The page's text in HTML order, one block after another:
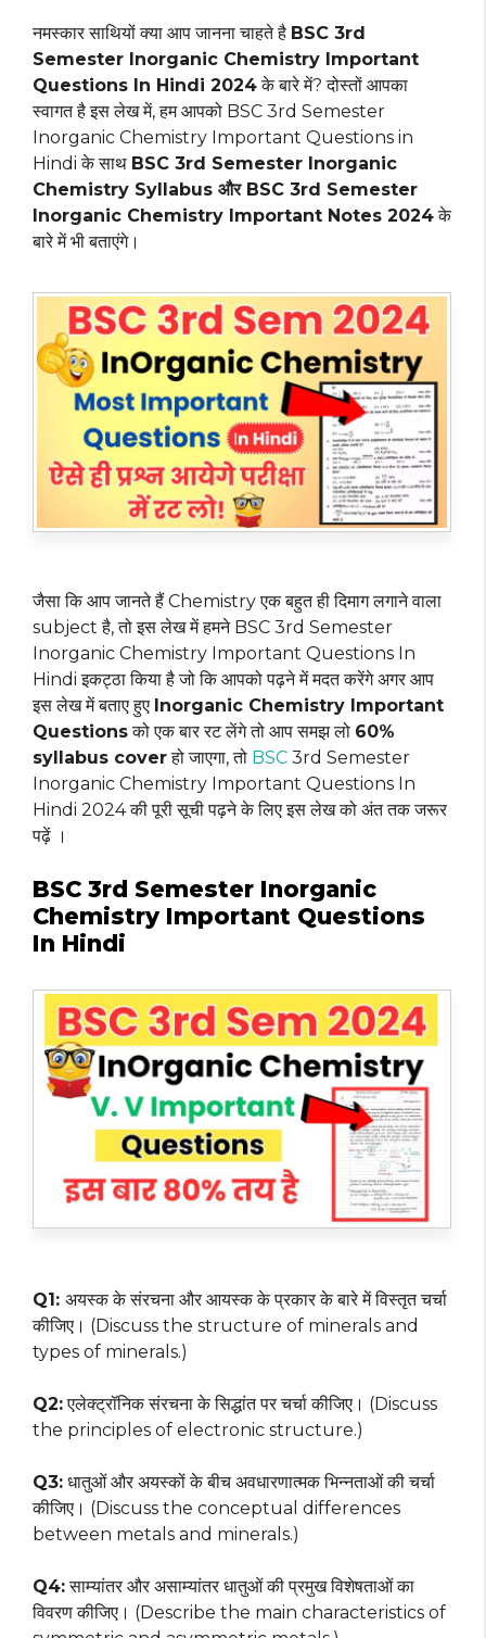
नमस्कार साथियों क्या आप जानना चाहते है BSC 3rd
Semester Inorganic Chemistry Important
Questions In Hindi 2024के बारे में? दोस्तों आपका
स्वागत है इस लेख में, हम आपको BSC 3rd Semester
Inorganic Chemistry Important Questions in
Hindi के साथ BSC 3rd Semester Inorganic
Chemistry Syllabus और BSC 3rd Semester
Inorganic Chemistry Important Notes 2024के
बारे में भी बताएंगे।
जैसा कि आप जानते हैं Chemistry एक बहुत ही दिमाग लगाने वाला
subject है, तो इस लेख में हमने BSC 3rd Semester
Inorganic Chemistry Important Questions In
Hindi इकट्ठा किया है जो कि आपको पढ़ने में मदत करेंगे अगर आप
इस लेख में बताए हुए Inorganic Chemistry Important
Questionsको एक बार रट लेंगे तो आप समझ लो 60%
syllabus coverहो जाएगा, तो BSC 3rd Semester
Inorganic Chemistry Important Questions In
Hindi 2024 की पूरी सूची पढ़ने के लिए इस लेख को अंत तक जरूर
पढ़ें ।
BSC 3rd Semester Inorganic
Chemistry Important Questions
In Hindi
Q1: अयस्क के संरचना और आयस्क के प्रकार के बारे में विस्तृत चर्चा
कीजिए। (Discuss the structure of minerals and
types of minerals.)
Q2:एलेक्ट्रॉनिक संरचना के सिद्धांत पर चर्चा कीजिए। (Discuss
the principles of electronic structure.)
Q3: धातुओं और अयस्कों के बीच अवधारणात्मक भिन्नताओं की चर्चा
कीजिए। (Discuss the conceptual differences
between metals and minerals.)
Q4:साम्यांतर और असाम्यांतर धातुओं की प्रमुख विशेषताओं का
विवरण कीजिए। (Describe the main characteristics of